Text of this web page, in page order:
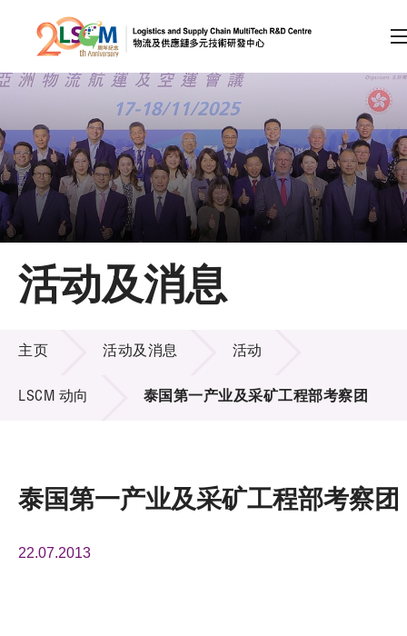
跳到内容（按回车键）
会员登录
A A EN 繁 简
主页
关于LSCM
技术商品化
项目及资助计划
活动及消息
活动及消息
活动及消息
主页 活动及消息 活动
LSCM 动向 泰国第一产业及采矿工程部考察团
泰国第一产业及采矿工程部考察团
22.07.2013